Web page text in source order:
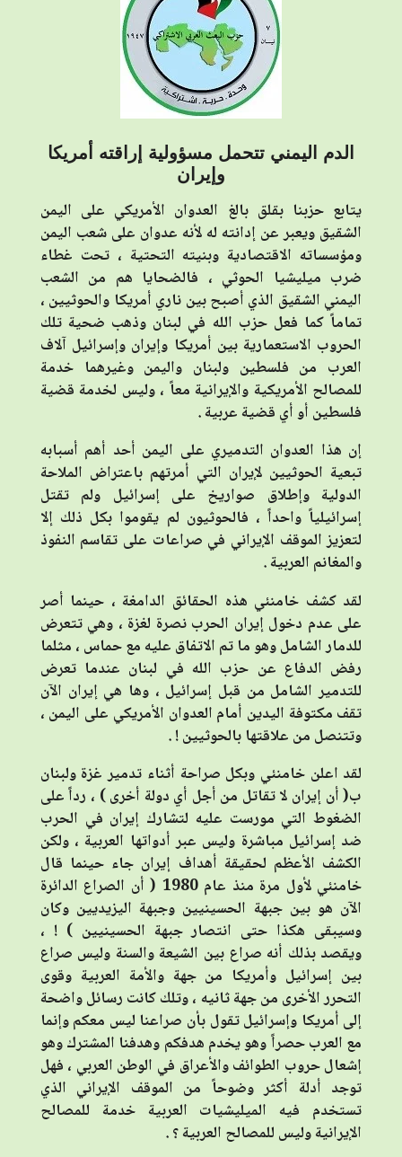
الدم اليمني تتحمل مسؤولية إراقته أمريكا
وإيران
يتابع حزبنا بقلق بالغ العدوان الأمريكي على اليمن
الشقيق ويعبر عن إدانته له لأنه عدوان على شعب اليمن
ومؤسساته الاقتصادية وبنيته التحتية ، تحت غطاء
ضرب ميليشيا الحوثي ، فالضحايا هم من الشعب
اليمني الشقيق الذي أصبح بين ناري أمريكا والحوثيين ،
تماماً كما فعل حزب الله في لبنان وذهب ضحية تلك
الحروب الاستعمارية بين أمريكا وإيران وإسرائيل آلاف
العرب من فلسطين ولبنان واليمن وغيرهما خدمة
للمصالح الأمريكية والإيرانية معاً ، وليس لخدمة قضية
فلسطين أو أي قضية عربية .
إن هذا العدوان التدميري على اليمن أحد أهم أسبابه
تبعية الحوثيين لإيران التي أمرتهم باعتراض الملاحة
الدولية وإطلاق صواريخ على إسرائيل ولم تقتل
إسرائيلياً واحداً ، فالحوثيون لم يقوموا بكل ذلك إلا
لتعزيز الموقف الإيراني في صراعات على تقاسم النفوذ
والمغانم العربية .
لقد كشف خامنئي هذه الحقائق الدامغة ، حينما أصر
على عدم دخول إيران الحرب نصرة لغزة ، وهي تتعرض
للدمار الشامل وهو ما تم الاتفاق عليه مع حماس ، مثلما
رفض الدفاع عن حزب الله في لبنان عندما تعرض
للتدمير الشامل من قبل إسرائيل ، وها هي إيران الآن
تقف مكتوفة اليدين أمام العدوان الأمريكي على اليمن ،
وتتنصل من علاقتها بالحوثيين ! .
لقد اعلن خامنئي وبكل صراحة أثناء تدمير غزة ولبنان
ب( أن إيران لا تقاتل من أجل أي دولة أخرى ) ، رداً على
الضغوط التي مورست عليه لتشارك إيران في الحرب
ضد إسرائيل مباشرة وليس عبر أدواتها العربية ، ولكن
الكشف الأعظم لحقيقة أهداف إيران جاء حينما قال
خامنئي لأول مرة منذ عام 1980 ( أن الصراع الدائرة
الآن هو بين جبهة الحسينيين وجبهة اليزيديين وكان
وسيبقى هكذا حتى انتصار جبهة الحسينيين ) ! ،
ويقصد بذلك أنه صراع بين الشيعة والسنة وليس صراع
بين إسرائيل وأمريكا من جهة والأمة العربية وقوى
التحرر الأخرى من جهة ثانيه ،وتلك كانت رسائل واضحة
إلى أمريكا وإسرائيل تقول بأن صراعنا ليس معكم وإنما
مع العرب حصراً وهو يخدم هدفكم وهدفنا المشترك وهو
إشعال حروب الطوائف والأعراق في الوطن العربي ، فهل
توجد أدلة أكثر وضوحاً من الموقف الإيراني الذي
تستخدم فيه الميليشيات العربية خدمة للمصالح
الإيرانية وليس للمصالح العربية ؟ .